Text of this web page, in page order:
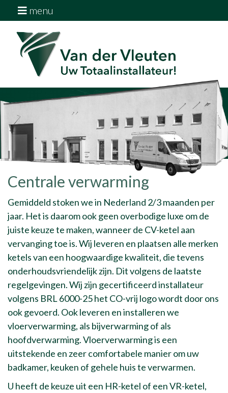
menu
Home
Diensten
Downloads
Vacatures
Centrale verwarming
Gemiddeld stoken we in Nederland 2/3 maanden per
jaar. Het is daarom ook geen overbodige luxe om de
juiste keuze te maken, wanneer de CV-ketel aan
vervanging toe is. Wij leveren en plaatsen alle merken
ketels van een hoogwaardige kwaliteit, die tevens
onderhoudsvriendelijk zijn. Dit volgens de laatste
regelgevingen. Wij zijn gecertificeerd installateur
volgens BRL 6000-25 het CO-vrij logo wordt door ons
ook gevoerd. Ook leveren en installeren we
vloerverwarming, als bijverwarming of als
hoofdverwarming. Vloerverwarming is een
uitstekende en zeer comfortabele manier om uw
badkamer, keuken of gehele huis te verwarmen.
U heeft de keuze uit een HR-ketel of een VR-ketel,